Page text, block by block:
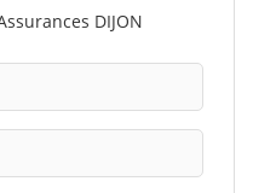
DIJON